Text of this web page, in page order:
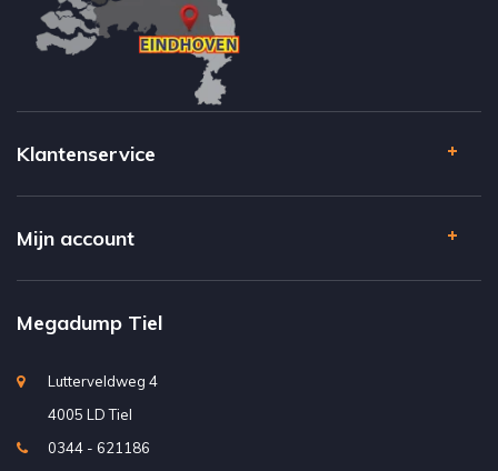
Klantenservice
Mijn account
Megadump Tiel
Lutterveldweg 4
4005 LD Tiel
0344 - 621186